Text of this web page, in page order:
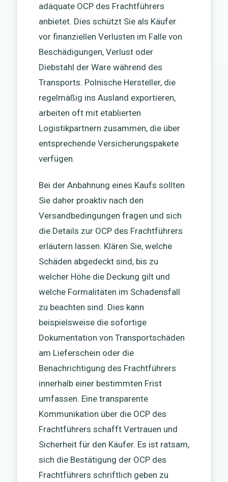
adäquate OCP des Frachtführers
anbietet. Dies schützt Sie als Käufer
vor finanziellen Verlusten im Falle von
Beschädigungen, Verlust oder
Diebstahl der Ware während des
Transports. Polnische Hersteller, die
regelmäßig ins Ausland exportieren,
arbeiten oft mit etablierten
Logistikpartnern zusammen, die über
entsprechende Versicherungspakete
verfügen.
Bei der Anbahnung eines Kaufs sollten
Sie daher proaktiv nach den
Versandbedingungen fragen und sich
die Details zur OCP des Frachtführers
erläutern lassen. Klären Sie, welche
Schäden abgedeckt sind, bis zu
welcher Höhe die Deckung gilt und
welche Formalitäten im Schadensfall
zu beachten sind. Dies kann
beispielsweise die sofortige
Dokumentation von Transportschäden
am Lieferschein oder die
Benachrichtigung des Frachtführers
innerhalb einer bestimmten Frist
umfassen. Eine transparente
Kommunikation über die OCP des
Frachtführers schafft Vertrauen und
Sicherheit für den Käufer. Es ist ratsam,
sich die Bestätigung der OCP des
Frachtführers schriftlich geben zu